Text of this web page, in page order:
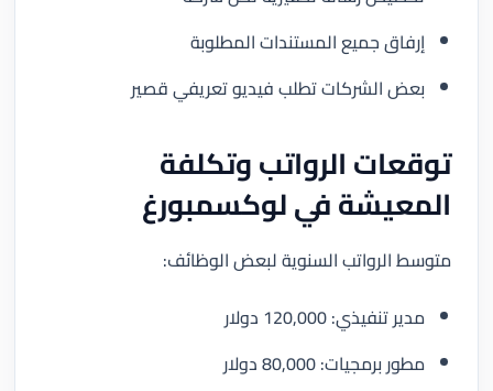
إرفاق جميع المستندات المطلوبة
بعض الشركات تطلب فيديو تعريفي قصير
توقعات الرواتب وتكلفة
المعيشة في لوكسمبورغ
متوسط الرواتب السنوية لبعض الوظائف:
مدير تنفيذي: 120,000 دولار
مطور برمجيات: 80,000 دولار